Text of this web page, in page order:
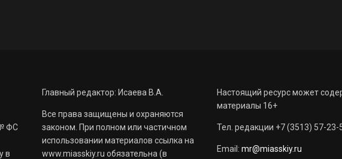
ФС
в
Главный редактор: Исаева В.А.
Все права защищены и охраняются
законом. При полном или частичном
использовании материалов ссылка на
www.miasskiy.ru обязательна (в
Настоящий ресурс может
материалы 16+
Тел. редакции +7 (3513) 57-23-
Email: mr@miasskiy.ru